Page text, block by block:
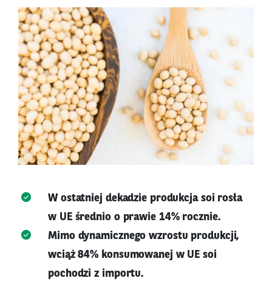
W ostatniej dekadzie produkcja soi rosła
w UE średnio o prawie 14% rocznie.
Mimo dynamicznego wzrostu produkcji,
wciąż 84% konsumowanej w UE soi
pochodzi z importu.